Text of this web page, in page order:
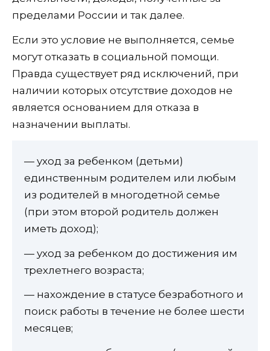
пределами России и так далее.
Если это условие не выполняется, семье
могут отказать в социальной помощи.
Правда существует ряд исключений, при
наличии которых отсутствие доходов не
является основанием для отказа в
назначении выплаты.
— уход за ребенком (детьми)
единственным родителем или любым
из родителей в многодетной семье
(при этом второй родитель должен
иметь доход);
— уход за ребенком до достижения им
трехлетнего возраста;
— нахождение в статусе безработного и
поиск работы в течение не более шести
месяцев;